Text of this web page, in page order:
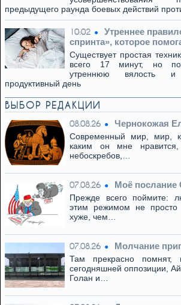
предыдущего раунда боевых действий
10:02
Утреннее
спринта», которое
Существует простая
всего 17 минут, но
утреннюю вялость и
продуктивный день
ВЫБОР РЕДАКЦИИ
08.08.26 Чернокожая
Современный мир, мир,
каким он мне нравится,
небоскребов,…
07.08.26 Моё послание
Прежде всего поймите:
этим режимом не
хуже, чем…
07.08.26 Молчание
Там прекрасно
сегодняшней оппозиции,
Голан и…